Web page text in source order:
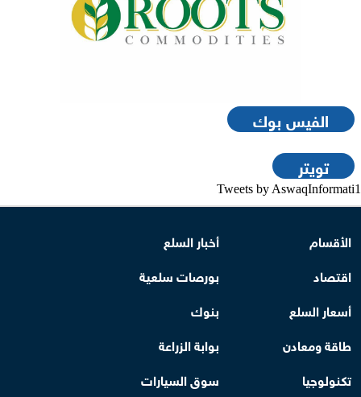
الفيس بوك
تويتر
Tweets by AswaqInformati1
الأقسام
أخبار السلع
اقتصاد
بورصات سلعية
أسعار السلع
بنوك
طاقة ومعادن
بوابة الزراعة
تكنولوجيا
سوق السيارات